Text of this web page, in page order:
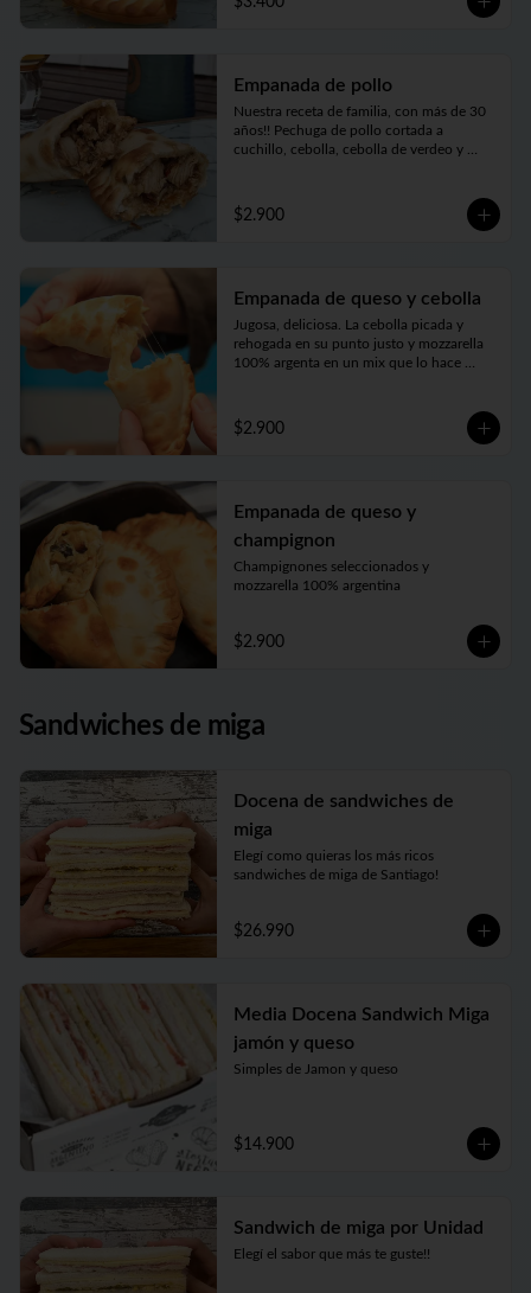
Empanada de pollo
Nuestra receta de familia, con más de 30
años!! Pechuga de pollo cortada a
cuchillo, cebolla, cebolla de verdeo y
condimento. Jugosa, carne tierna… bien
argenta
$2.900
Empanada de queso y cebolla
Jugosa, deliciosa. La cebolla picada y
rehogada en su punto justo y mozzarella
100% argenta en un mix que lo hace
$2.900
Empanada de queso y
champignon
Champignones seleccionados y
mozzarella 100% argentina
$2.900
Sandwiches de miga
Docena de sandwiches de
miga
Elegí como quieras los más ricos
sandwiches de miga de Santiago!
$26.990
Media Docena Sandwich Miga
jamón y queso
Simples de Jamon y queso
$14.900
Sandwich de miga por Unidad
Elegí el sabor que más te guste!!